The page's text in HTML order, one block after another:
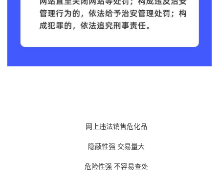
网上违法销售危化品
隐蔽性强 交易量大
危险性强 不容易查处